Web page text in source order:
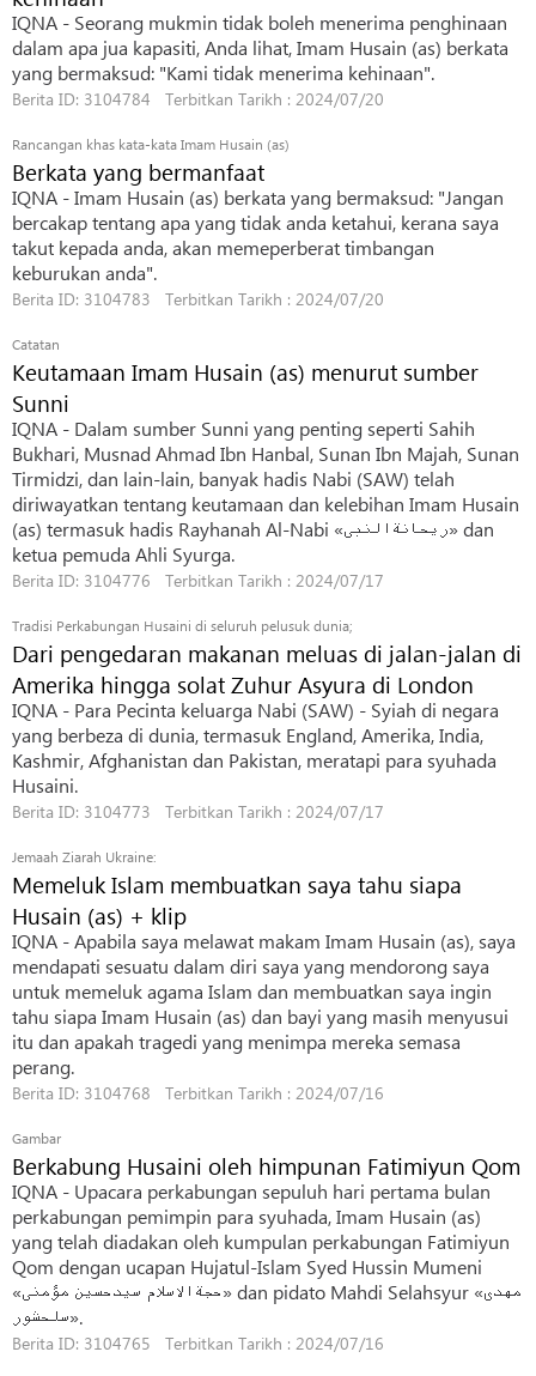
IQNA - Seorang mukmin tidak boleh menerima penghinaan
dalam apa jua kapasiti, Anda lihat, Imam Husain (as) berkata
yang bermaksud: "Kami tidak menerima kehinaan".
Berita ID: 3104784 Terbitkan Tarikh : 2024/07/20
Rancangan khas kata-kata Imam Husain (as)
Berkata yang bermanfaat
IQNA - Imam Husain (as) berkata yang bermaksud: "Jangan
bercakap tentang apa yang tidak anda ketahui, kerana saya
takut kepada anda, akan memeperberat timbangan
keburukan anda".
Berita ID: 3104783 Terbitkan Tarikh : 2024/07/20
Catatan
Keutamaan Imam Husain (as) menurut sumber
Sunni
IQNA - Dalam sumber Sunni yang penting seperti Sahih
Bukhari, Musnad Ahmad Ibn Hanbal, Sunan Ibn Majah, Sunan
Tirmidzi, dan lain-lain, banyak hadis Nabi (SAW) telah
diriwayatkan tentang keutamaan dan kelebihan Imam Husain
(as) termasuk hadis Rayhanah Al-Nabi «ریحانة‌النبی» dan
ketua pemuda Ahli Syurga.
Berita ID: 3104776 Terbitkan Tarikh : 2024/07/17
Tradisi Perkabungan Husaini di seluruh pelusuk dunia;
Dari pengedaran makanan meluas di jalan-jalan di
Amerika hingga solat Zuhur Asyura di London
IQNA - Para Pecinta keluarga Nabi (SAW) - Syiah di negara
yang berbeza di dunia, termasuk England, Amerika, India,
Kashmir, Afghanistan dan Pakistan, meratapi para syuhada
Husaini.
Berita ID: 3104773 Terbitkan Tarikh : 2024/07/17
Jemaah Ziarah Ukraine:
Memeluk Islam membuatkan saya tahu siapa
Husain (as) + klip
IQNA - Apabila saya melawat makam Imam Husain (as), saya
mendapati sesuatu dalam diri saya yang mendorong saya
untuk memeluk agama Islam dan membuatkan saya ingin
tahu siapa Imam Husain (as) dan bayi yang masih menyusui
itu dan apakah tragedi yang menimpa mereka semasa
perang.
Berita ID: 3104768 Terbitkan Tarikh : 2024/07/16
Gambar
Berkabung Husaini oleh himpunan Fatimiyun Qom
IQNA - Upacara perkabungan sepuluh hari pertama bulan
perkabungan pemimpin para syuhada, Imam Husain (as)
yang telah diadakan oleh kumpulan perkabungan Fatimiyun
Qom dengan ucapan Hujatul-Islam Syed Hussin Mumeni
«حجةالاسلام سیدحسین مؤمنی» dan pidato Mahdi Selahsyur «مهدی
سلحشور».
Berita ID: 3104765 Terbitkan Tarikh : 2024/07/16